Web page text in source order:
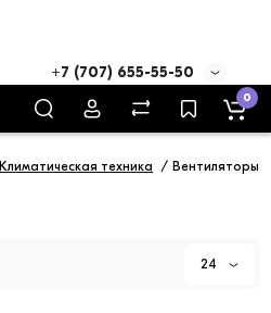
+7 (707) 655-55-50
0
Климатическая техника Вентиляторы
24